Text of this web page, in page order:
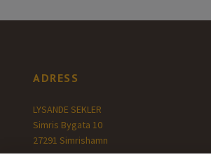
ADRESS
LYSANDE SEKLER
Simris Bygata 10
27291 Simrishamn